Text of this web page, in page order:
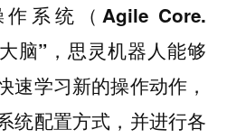
系统（Agile Core.
脑”，思灵机器人能够
速学习新的操作动作，
统配置方式，并进行各